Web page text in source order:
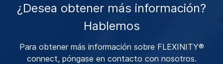
¿Desea obtener más información?
Hablemos
Para obtener más información sobre FLEXINITY®
connect, póngase en contacto con nosotros.